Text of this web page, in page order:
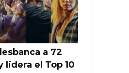
a 72
lidera el Top 10